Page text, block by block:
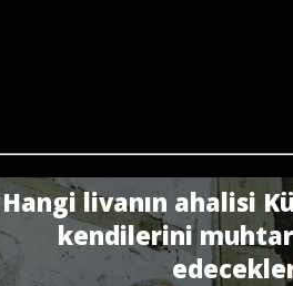
Hangi livanın ahalisi
kendilerini